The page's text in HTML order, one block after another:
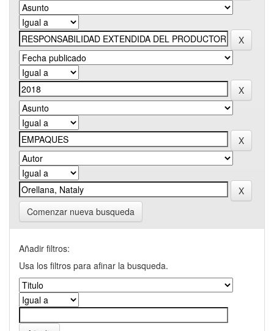
Comenzar nueva busqueda
Añadir filtros:
Usa los filtros para afinar la busqueda.